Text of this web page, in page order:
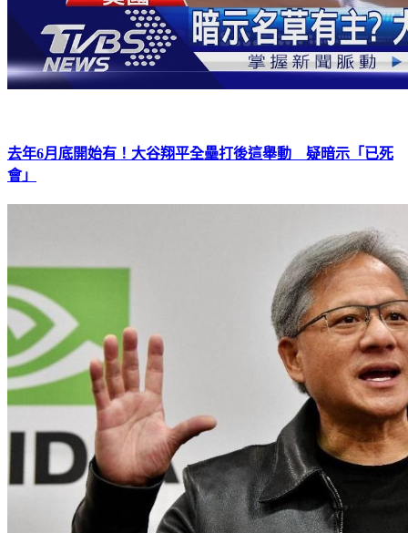
去年6月底開始有！大谷翔平全壘打後這舉動 疑暗示「已死
會」